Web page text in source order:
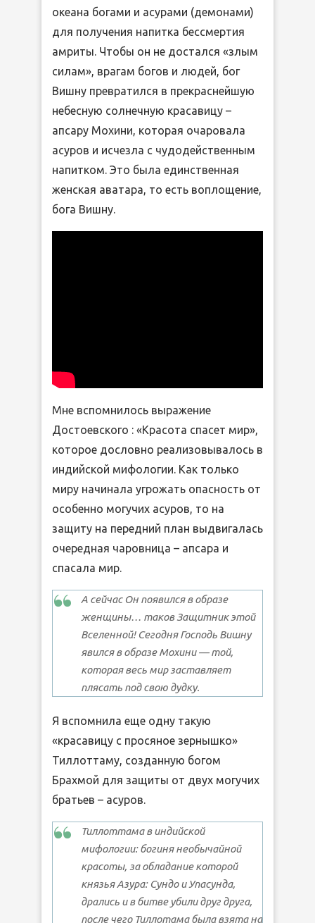
океана богами и асурами (демонами)
для получения напитка бессмертия
амриты. Чтобы он не достался «злым
силам», врагам богов и людей, бог
Вишну превратился в прекраснейшую
небесную солнечную красавицу –
апсару Мохини, которая очаровала
асуров и исчезла с чудодейственным
напитком. Это была единственная
женская аватара, то есть воплощение,
бога Вишну.
Мне вспомнилось выражение
Достоевского : «Красота спасет мир»,
которое дословно реализовывалось в
индийской мифологии. Как только
миру начинала угрожать опасность от
особенно могучих асуров, то на
защиту на передний план выдвигалась
очередная чаровница – апсара и
спасала мир.
А сейчас Он появился в образе
женщины… таков Защитник этой
Вселенной! Сегодня Господь Вишну
явился в образе Мохини — той,
которая весь мир заставляет
плясать под свою дудку.
Я вспомнила еще одну такую
«красавицу с просяное зернышко»
Тиллоттаму, созданную богом
Брахмой для защиты от двух могучих
братьев – асуров.
Тиллоттама в индийской
мифологии: богиня необычайной
красоты, за обладание которой
князья Азура: Сундо и Упасунда,
дрались и в битве убили друг друга,
после чего Тиллотама была взята на